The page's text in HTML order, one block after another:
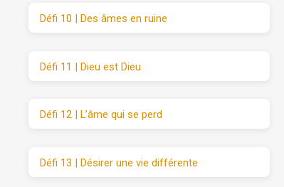
Défi 10 | Des âmes en ruine
Défi 11 | Dieu est Dieu
Défi 12 | L’âme qui se perd
Défi 13 | Désirer une vie différente